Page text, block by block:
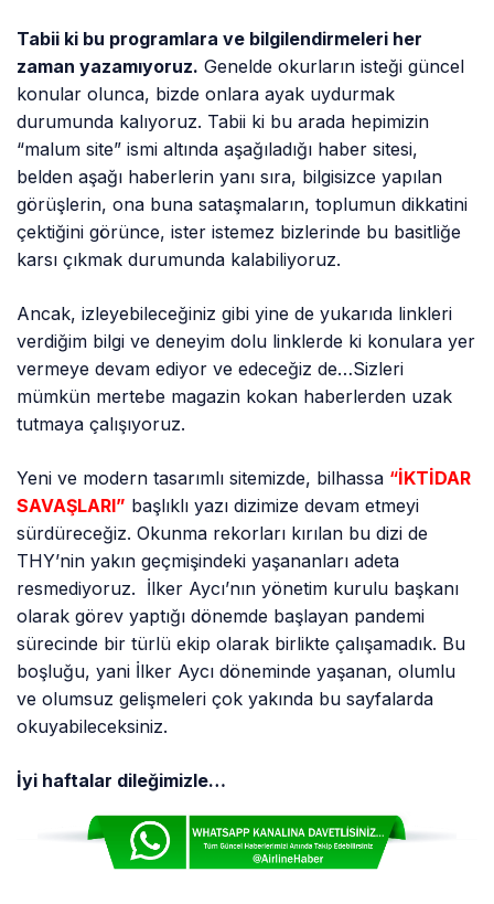
Tabii ki bu programlara ve bilgilendirmeleri her
zaman yazamıyoruz. Genelde okurların isteği güncel
konular olunca, bizde onlara ayak uydurmak
durumunda kalıyoruz. Tabii ki bu arada hepimizin
“malum site” ismi altında aşağıladığı haber sitesi,
belden aşağı haberlerin yanı sıra, bilgisizce yapılan
görüşlerin, ona buna sataşmaların, toplumun dikkatini
çektiğini görünce, ister istemez bizlerinde bu basitliğe
karsı çıkmak durumunda kalabiliyoruz.
Ancak, izleyebileceğiniz gibi yine de yukarıda linkleri
verdiğim bilgi ve deneyim dolu linklerde ki konulara yer
vermeye devam ediyor ve edeceğiz de…Sizleri
mümkün mertebe magazin kokan haberlerden uzak
tutmaya çalışıyoruz.
Yeni ve modern tasarımlı sitemizde, bilhassa “İKTİDAR
SAVAŞLARI” başlıklı yazı dizimize devam etmeyi
sürdüreceğiz. Okunma rekorları kırılan bu dizi de
THY’nin yakın geçmişindeki yaşananları adeta
resmediyoruz. İlker Aycı’nın yönetim kurulu başkanı
olarak görev yaptığı dönemde başlayan pandemi
sürecinde bir türlü ekip olarak birlikte çalışamadık. Bu
boşluğu, yani İlker Aycı döneminde yaşanan, olumlu
ve olumsuz gelişmeleri çok yakında bu sayfalarda
okuyabileceksiniz.
İyi haftalar dileğimizle…